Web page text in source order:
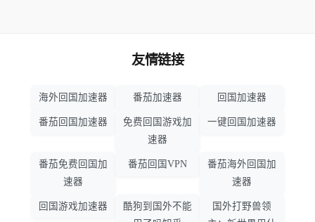
友情链接
海外回国加速器 番茄加速器 回国加速器
番茄回国加速器
免费回国游戏加
速器
一键回国加速器
番茄免费回国加
速器
番茄回国VPN
番茄海外回国加
速器
回国游戏加速器
酷狗到国外不能
国外打野兽领